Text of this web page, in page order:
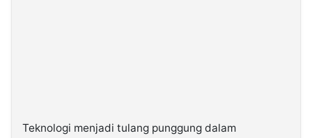
Teknologi menjadi tulang punggung dalam